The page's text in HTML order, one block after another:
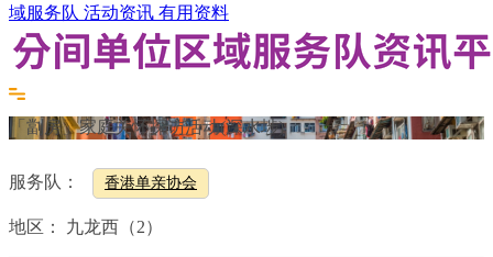
域服务队 活动资讯 有用资料
「劏房」家庭关怀探访活动(深水埗)
服务队： 香港单亲协会
地区： 九龙西（2）